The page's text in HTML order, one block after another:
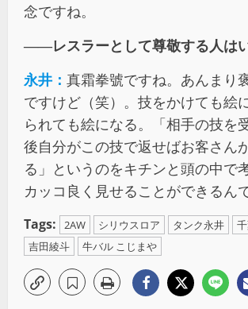
念ですね。
――レスラーとして尊敬する人は
永井： 真霜拳號ですね。あんまり
ですけど（笑）。技をかけても絵
られても絵になる。「相手の技を
後自分がこの技で返せばお客さん
る」というのをキチンと頭の中で
カッコ良く見せることができるん
Tags: 2AW シリウスロア タンク永井
吉田綾斗
牛バル こじまや